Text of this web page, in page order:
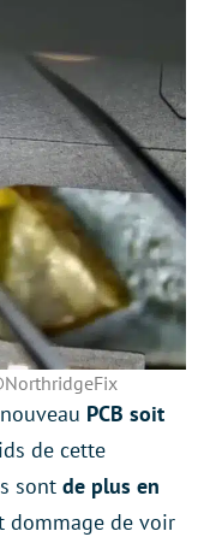
PCB soit
de cette
sont de plus en
dommage de voir